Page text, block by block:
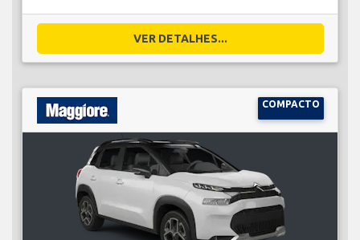
VER DETALHES...
COMPACTO